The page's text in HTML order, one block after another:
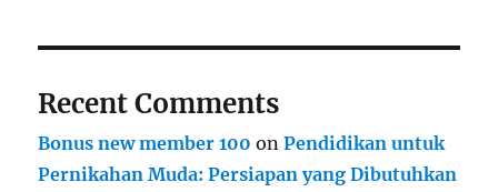
Recent Comments
Bonus new member 100 onPendidikan untuk
Pernikahan Muda: Persiapan yang Dibutuhkan